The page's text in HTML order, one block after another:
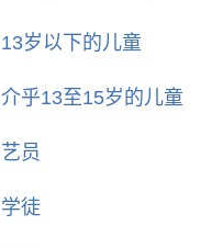
13岁以下的儿童
介乎13至15岁的儿童
艺员
学徒